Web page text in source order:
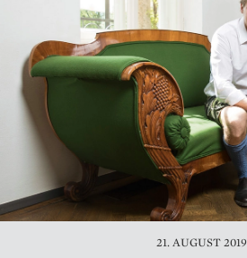
21. AUGUST 2019